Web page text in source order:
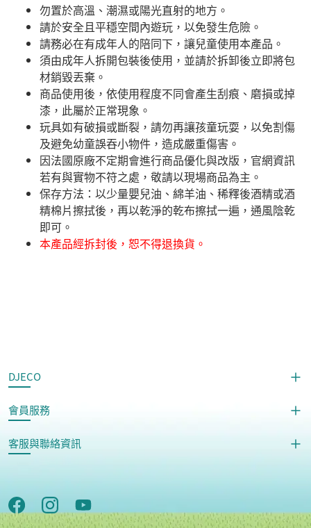
勿置於高溫、潮濕或陽光直射的地方。
請於安全且平穩空間內遊玩，以免發生危險。​
請務必在有成年人的陪同下，讓兒童使用本產品。
須由成年人拆開包裝後使用，並請於拆卸後立即將包
材銷毀丟棄。
商品使用後，依使用程度不同會產生刮痕、磨損或掉
漆，此屬於正常現象。
玩具如有破損或斷裂，請勿再讓孩童玩耍，以免割傷
及避免幼童誤吞小物件，造成嚴重傷害。
因法國原廠不定期會進行商品優化與改版，官網資訊
若有與實物不符之處，敬請以現場商品為主。
​保存方法：以少量嬰兒油、綿羊油、稀釋後酒精或酒
精棉片擦拭後，再以乾淨的乾布擦拭一遍，通風陰乾
即可。
本產品經拆封後，恕不得退換貨。
DJECO
會員服務
客服與聯絡資訊